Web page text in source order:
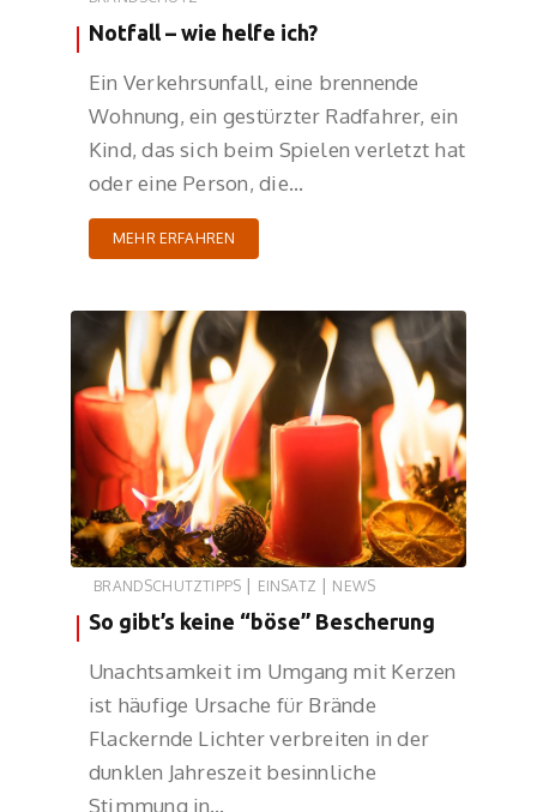
Notfall – wie helfe ich?
Ein Verkehrsunfall, eine brennende
Wohnung, ein gestürzter Radfahrer, ein
Kind, das sich beim Spielen verletzt hat
oder eine Person, die…
MEHR ERFAHREN
BRANDSCHUTZTIPPS | EINSATZ | NEWS
So gibt’s keine “böse” Bescherung
Unachtsamkeit im Umgang mit Kerzen
ist häufige Ursache für Brände
Flackernde Lichter verbreiten in der
dunklen Jahreszeit besinnliche
Stimmung in…